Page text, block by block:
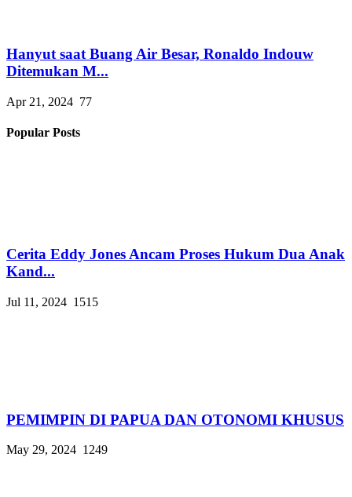
Hanyut saat Buang Air Besar, Ronaldo Indouw
Ditemukan M...
Apr 21, 2024 77
Popular Posts
Cerita Eddy Jones Ancam Proses Hukum Dua Anak
Kand...
Jul 11, 2024 1515
PEMIMPIN DI PAPUA DAN OTONOMI KHUSUS
May 29, 2024 1249